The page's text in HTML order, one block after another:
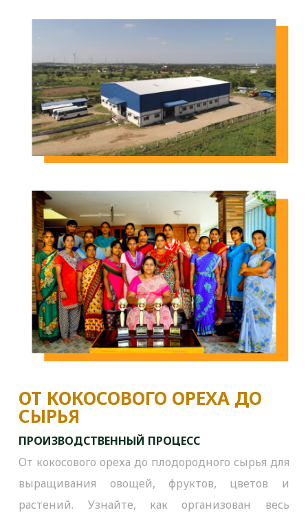
ОТ КОКОСОВОГО ОРЕХА ДО
СЫРЬЯ
ПРОИЗВОДСТВЕННЫЙ ПРОЦЕСС
От кокосового ореха до плодородного сырья для
выращивания овощей, фруктов, цветов и
растений. Узнайте, как организован весь